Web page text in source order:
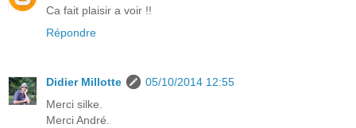
Ca fait plaisir a voir !!
Répondre
Didier Millotte
05/10/2014 12:55
Merci silke.
Merci André.